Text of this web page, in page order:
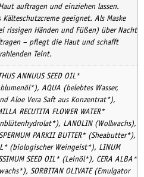
auftragen und einziehen lassen.
Kälteschutzcreme geeignet. Als Maske
rissigen Händen und Füßen) über Nacht
– pflegt die Haut und schafft
Teint.
ANNUUS SEED OIL*
AQUA (belebtes Wasser,
Aloe Vera Saft aus Konzentrat*),
RECUTITA FLOWER WATER*
LANOLIN (Wollwachs),
PARKII BUTTER* (Sheabutter*),
(biologischer Weingeist*), LINUM
SEED OIL* (Leinöl*), CERA ALBA*
SORBITAN OLIVATE (Emulgator